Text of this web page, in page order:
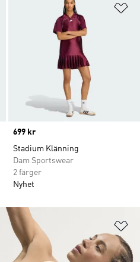
Lägg till på önskelistan
Price
699 kr
Stadium Klänning
Dam Sportswear
2 färger
Nyhet